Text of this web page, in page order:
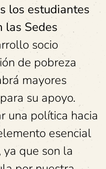
los estudiantes
las Sedes
socio
de pobreza
mayores
su apoyo.
una política hacia
esencial
que son la